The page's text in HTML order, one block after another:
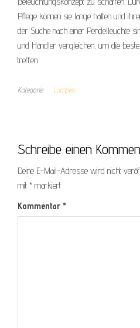
Pflege können sie lange halten und
der Suche nach einer Pendelleuchte
und Händler vergleichen, um die
treffen.
Kategorie Lampen
Schreibe einen
Deine E-Mail-Adresse wird nicht
mit * markiert
Kommentar *